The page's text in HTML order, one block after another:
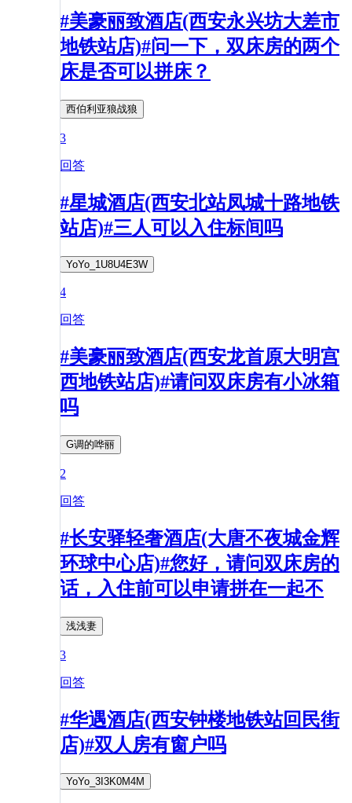
#美豪丽致酒店(西安永兴坊大差市
地铁站店)#问一下，双床房的两个
床是否可以拼床？
西伯利亚狼战狼
3
回答
#星城酒店(西安北站凤城十路地铁
站店)#三人可以入住标间吗
YoYo_1U8U4E3W
4
回答
#美豪丽致酒店(西安龙首原大明宫
西地铁站店)#请问双床房有小冰箱
吗
G调的哗丽
2
回答
#长安驿轻奢酒店(大唐不夜城金辉
环球中心店)#您好，请问双床房的
话，入住前可以申请拼在一起不
浅浅妻
3
回答
#华遇酒店(西安钟楼地铁站回民街
店)#双人房有窗户吗
YoYo_3I3K0M4M